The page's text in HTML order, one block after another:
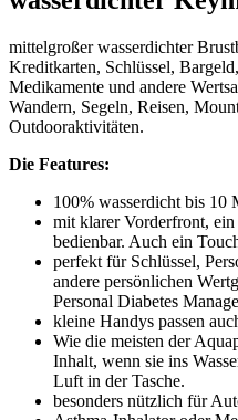
mittelgroßer wasserdichter
Kreditkarten, Schlüssel,
Medikamente und andere
Wandern, Segeln, Reisen,
Outdooraktivitäten.
Die Features:
100% wasserdicht bis 10
mit klarer Vorderfront,
bedienbar. Auch ein
perfekt für Schlüssel,
andere persönlichen
Personal Diabetes
kleine Handys passen
Wie die meisten der
Inhalt, wenn sie ins
Luft in der Tasche.
besonders nützlich für